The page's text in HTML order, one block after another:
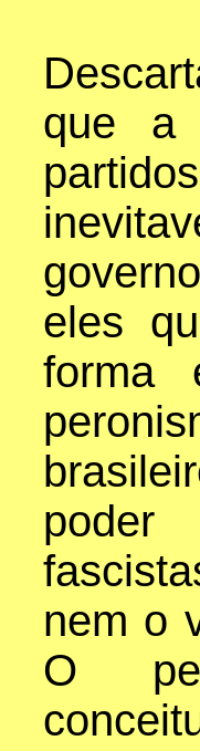
que a
eles
forma
poder
nem o
O